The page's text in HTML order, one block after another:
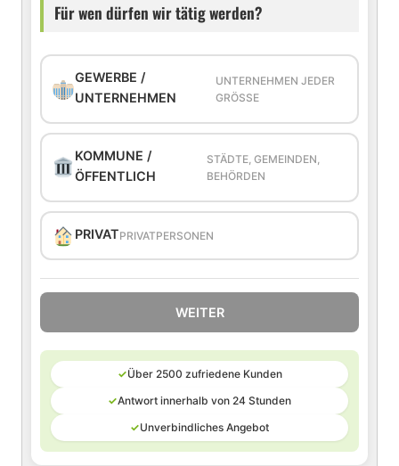
Für wen dürfen wir tätig werden?
GEWERBE /
UNTERNEHMEN
UNTERNEHMEN JEDER
GRÖSSE
KOMMUNE /
ÖFFENTLICH
STÄDTE, GEMEINDEN,
BEHÖRDEN
PRIVATPRIVATPERSONEN
WEITER
✓Über 2500 zufriedene Kunden
✓Antwort innerhalb von 24 Stunden
✓Unverbindliches Angebot